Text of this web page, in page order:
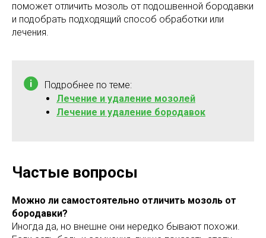
поможет отличить мозоль от подошвенной бородавки
и подобрать подходящий способ обработки или
лечения.
Подробнее по теме:
Лечение и удаление мозолей
Лечение и удаление бородавок
Частые вопросы
Можно ли самостоятельно отличить мозоль от
бородавки?
Иногда да, но внешне они нередко бывают похожи.